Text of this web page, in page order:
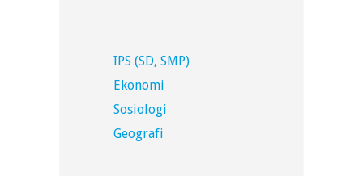
IPS (SD, SMP)
Ekonomi
Sosiologi
Geografi